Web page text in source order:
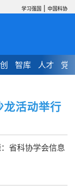
智库 人才 党
学习强国 | 中国科协
龙活动举行
省科协学会信息